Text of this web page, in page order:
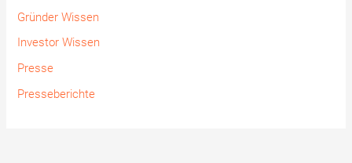
Gründer Wissen
Investor Wissen
Presse
Presseberichte